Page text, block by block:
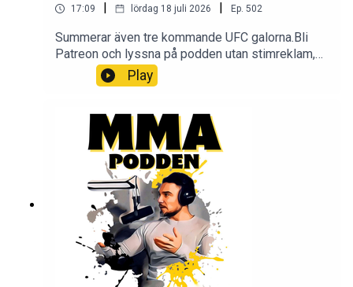
17:09 lördag 18 juli 2026 Ep. 502
Summerar även tre kommande UFC galorna.Bli
Patreon och lyssna på podden utan stimreklam,
och få tillgång till exklusiva avsnitt MMA-Podden
PatreonSwish: 12 34 15 30 29Har du ett företag
mmapodden@gmail.comInstagram:
@mmapodden
@Pauldelvalle twitter: @pauldelvalle
MMA-
Podden Facebook Youtube Lyssna på Öppet
sinne Spotify iTunes Youtube
Play